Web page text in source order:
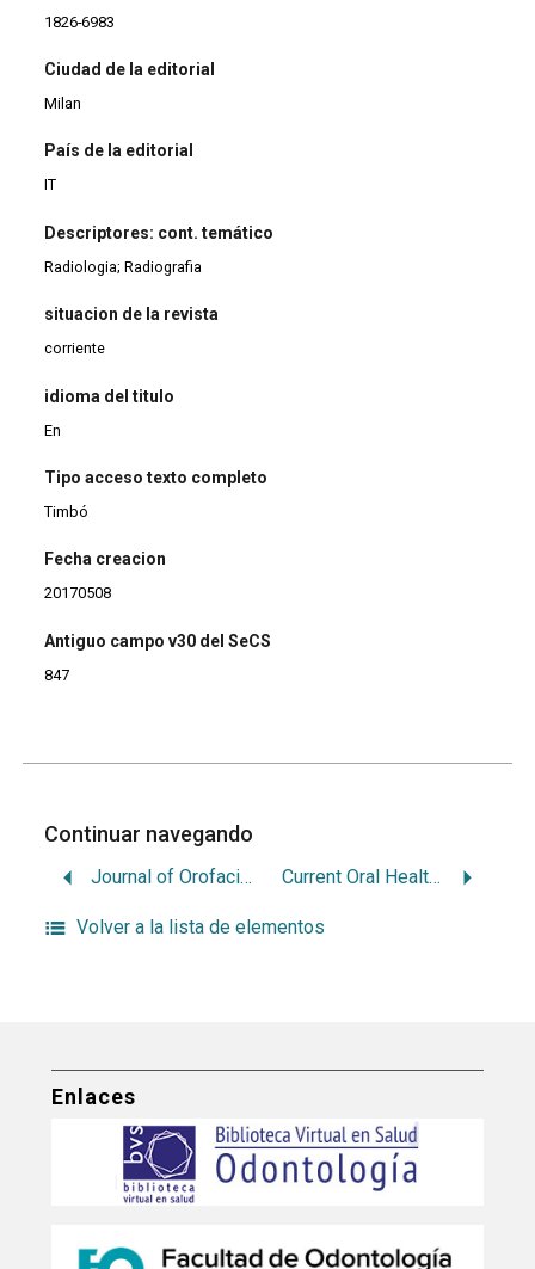
1826-6983
Ciudad de la editorial
Milan
País de la editorial
IT
Descriptores: cont. temático
Radiologia; Radiografia
situacion de la revista
corriente
idioma del titulo
En
Tipo acceso texto completo
Timbó
Fecha creacion
20170508
Antiguo campo v30 del SeCS
847
Continuar navegando
Journal of Orofacial Orthopedics / Fortschritte der Kieferorthopädie Current Oral Health Reports
Volver a la lista de elementos
Enlaces